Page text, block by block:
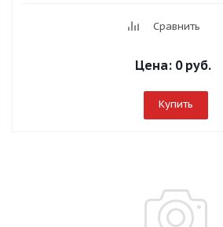
Сравнить
Цена: 0 руб.
Купить